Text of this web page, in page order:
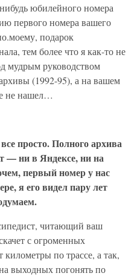
юбилейного номера
первого номера вашего
подарок
тем более что я как-то не
мудрым руководством
(1992-95), а на вашем
не нашел…
просто. Полного архива
— ни в Яндексе, ни на
первый номер у нас
я его видел пару лет
читающий ваш
с огроменных
по трассе, а так,
выходных погонять по